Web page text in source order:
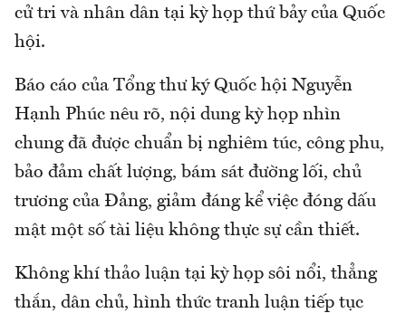
cử tri và nhân dân tại kỳ họp thứ bảy của Quốc
hội.
Báo cáo của Tổng thư ký Quốc hội Nguyễn
Hạnh Phúc nêu rõ, nội dung kỳ họp nhìn
chung đã được chuẩn bị nghiêm túc, công phu,
bảo đảm chất lượng, bám sát đường lối, chủ
trương của Đảng, giảm đáng kể việc đóng dấu
mật một số tài liệu không thực sự cần thiết.
Không khí thảo luận tại kỳ họp sôi nổi, thẳng
thắn, dân chủ, hình thức tranh luận tiếp tục